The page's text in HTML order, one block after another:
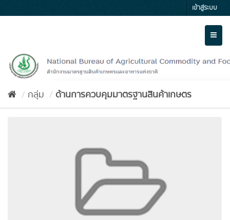
to
เข้าสู่ระบบ
กลุ่ม ด้านการควบคุมมาตรฐานสินค้าเกษตร